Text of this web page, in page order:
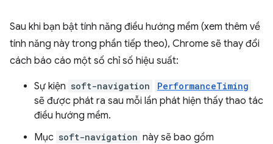
Sau khi bạn bật tính năng điều hướng mềm (xem thêm về
tính năng này trong phần tiếp theo), Chrome sẽ thay đổi
cách báo cáo một số chỉ số hiệu suất:
Sự kiện soft-navigation PerformanceTiming
sẽ được phát ra sau mỗi lần phát hiện thấy thao tác
điều hướng mềm.
Mục soft-navigation này sẽ bao gồm